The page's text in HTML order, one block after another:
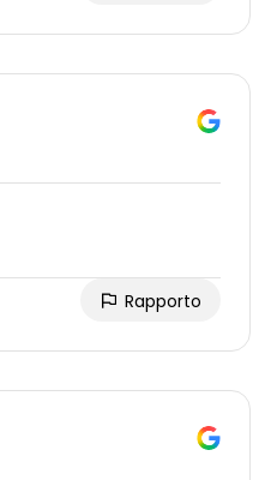
Rapporto